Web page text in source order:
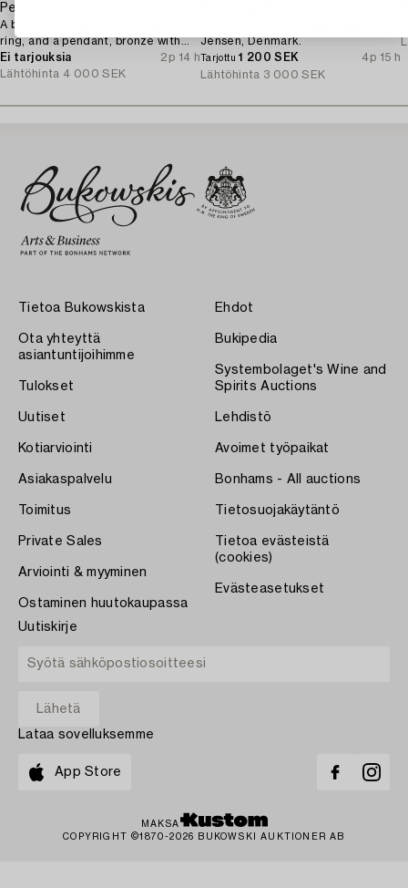
Pentti Sarpaneva
A bracelet, a pair of earrings, a
ring, and a pendant, bronze with
amethyst, Finland 1960s.
Ei tarjouksia
2p 14 h
Lähtöhinta 4 000 SEK
Jensen, Denmark.
Tarjottu1 200 SEK
4p 15 h
Lähtöhinta 3 000 SEK
Tietoa Bukowskista
Ota yhteyttä
asiantuntijoihimme
Tulokset
Uutiset
Kotiarviointi
Asiakaspalvelu
Toimitus
Private Sales
Arviointi & myyminen
Ostaminen huutokaupassa
Ehdot
Bukipedia
Systembolaget's Wine and
Spirits Auctions
Lehdistö
Avoimet työpaikat
Bonhams - All auctions
Tietosuojakäytäntö
Tietoa evästeistä
(cookies)
Evästeasetukset
Uutiskirje
Lataa sovelluksemme
App Store
MAKSA
COPYRIGHT ©1870-2026 BUKOWSKI AUKTIONER AB